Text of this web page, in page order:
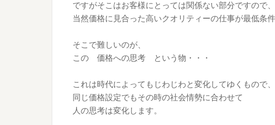
ですがそこはお客様にとっては関係ない部分ですので、
当然価格に見合った高いクオリティーの仕事が最低条件
そこで難しいのが、
この 価格への思考 という物・・・
これは時代によってもじわじわと変化してゆくもので、
同じ価格設定でもその時の社会情勢に合わせて
人の思考は変化します。